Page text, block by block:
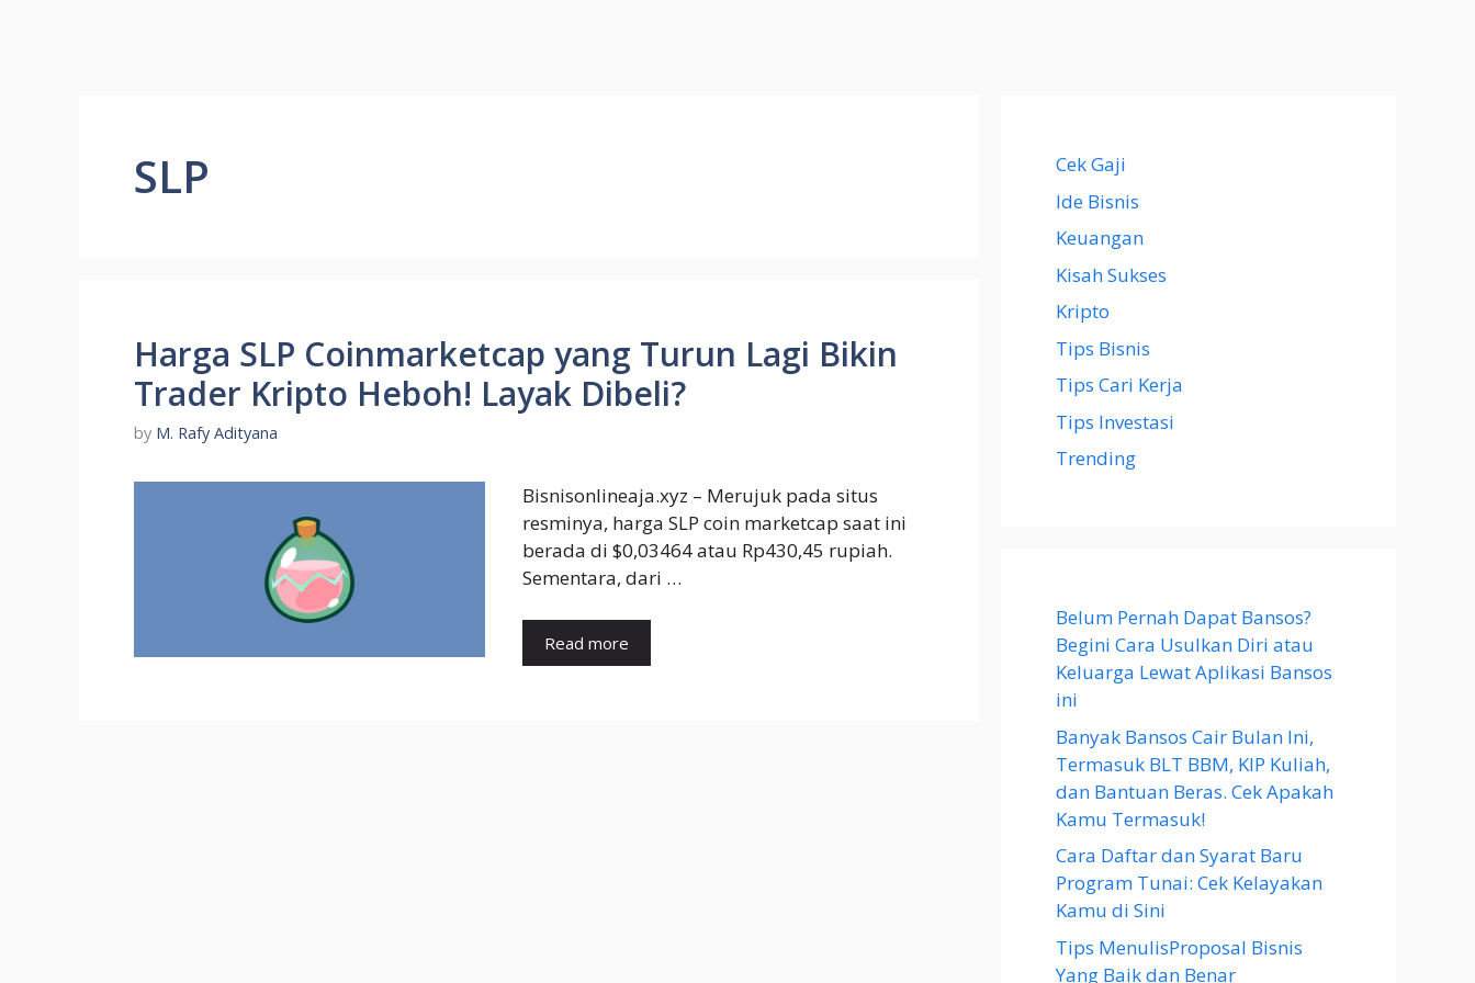
SLP
Harga SLP Coinmarketcap yang Turun Lagi Bikin
Trader Kripto Heboh! Layak Dibeli?
by M. Rafy Adityana
Bisnisonlineaja.xyz – Merujuk pada situs
resminya, harga SLP coin marketcap saat ini
berada di $0,03464 atau Rp430,45 rupiah.
Sementara, dari …
Read more
Cek Gaji
Ide Bisnis
Keuangan
Kisah Sukses
Kripto
Tips Bisnis
Tips Cari Kerja
Tips Investasi
Trending
Belum Pernah Dapat Bansos?
Begini Cara Usulkan Diri atau
Keluarga Lewat Aplikasi Bansos
ini
Banyak Bansos Cair Bulan Ini,
Termasuk BLT BBM, KIP Kuliah,
dan Bantuan Beras. Cek Apakah
Kamu Termasuk!
Cara Daftar dan Syarat Baru
Program Tunai: Cek Kelayakan
Kamu di Sini
Tips MenulisProposal Bisnis
Yang Baik dan Benar